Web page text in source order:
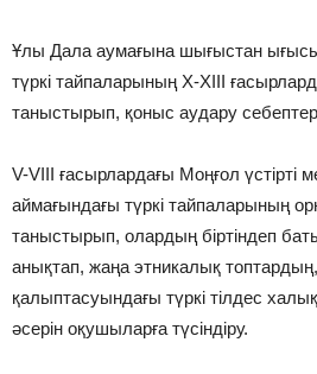
Ұлы Дала аумағына шығыстан
түркі тайпаларының Х-ХІІІ
таныстырып, қоныс аудару
V-VІІІ ғасырлардағы Моңғол үстірті
аймағындағы түркі тайпаларының
таныстырып, олардың біртіндеп
анықтап, жаңа этникалық
қалыптасуындағы түркі тілдес
әсерін оқушыларға түсіндіру.